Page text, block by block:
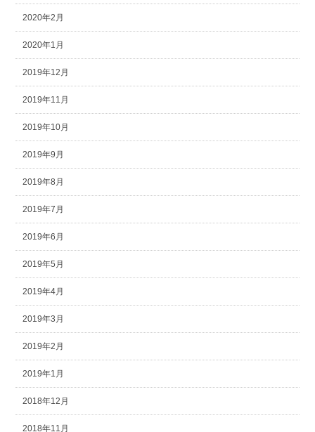
2020年2月
2020年1月
2019年12月
2019年11月
2019年10月
2019年9月
2019年8月
2019年7月
2019年6月
2019年5月
2019年4月
2019年3月
2019年2月
2019年1月
2018年12月
2018年11月